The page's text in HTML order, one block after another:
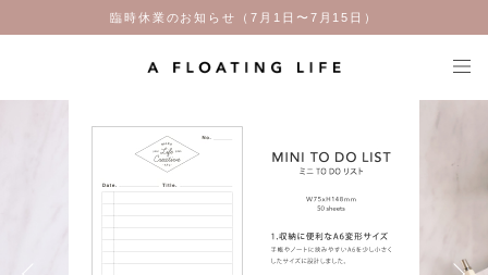
臨時休業のお知らせ（7月1日〜7月15日）